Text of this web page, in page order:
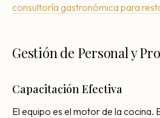
consultoría gastronómica para
Gestión de Personal y
Capacitación Efectiva
El equipo es el motor de la cocina.